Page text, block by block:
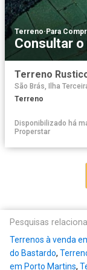
Terreno·Para
Consultar
São Brás, Ilha
Terreno
Disponibilizado há
Properstar
Pesquisas
Terrenos à venda
do Bastardo,
em Porto Martins,